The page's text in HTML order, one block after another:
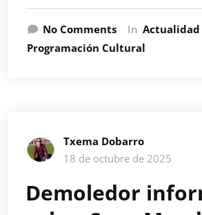
No Comments In Actualidad
Programación Cultural
Txema Dobarro
18 de octubre de 2025
Demoledor